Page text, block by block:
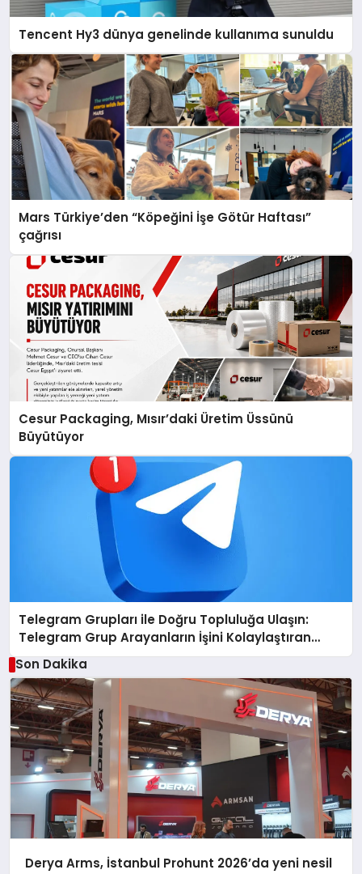
Tencent Hy3 dünya genelinde kullanıma sunuldu
Mars Türkiye’den “Köpeğini İşe Götür Haftası”
çağrısı
Cesur Packaging, Mısır’daki Üretim Üssünü
Büyütüyor
Telegram Grupları ile Doğru Topluluğa Ulaşın:
Telegram Grup Arayanların İşini Kolaylaştıran
Çözüm
Son Dakika
Derya Arms, İstanbul Prohunt 2026’da yeni nesil